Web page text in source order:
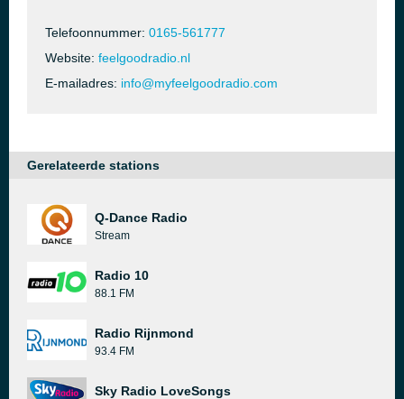
Telefoonnummer: 0165-561777
Website: feelgoodradio.nl
E-mailadres: info@myfeelgoodradio.com
Gerelateerde stations
Q-Dance Radio
Stream
Radio 10
88.1 FM
Radio Rijnmond
93.4 FM
Sky Radio LoveSongs